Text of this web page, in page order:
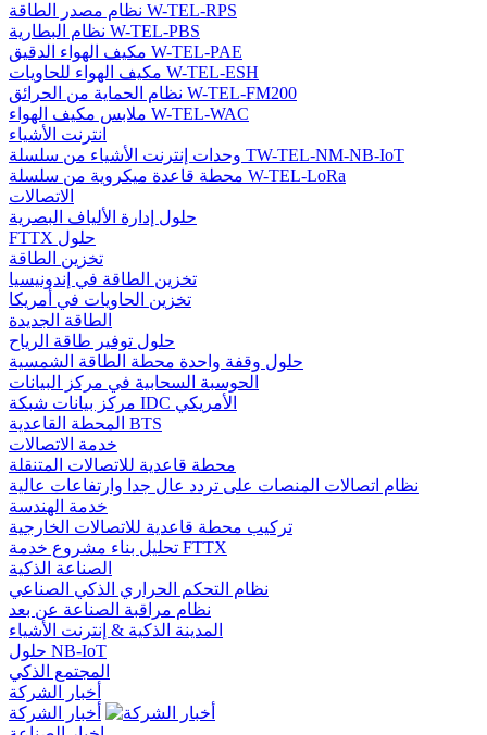
نظام مصدر الطاقة W-TEL-RPS
نظام البطارية W-TEL-PBS
مكيف الهواء الدقيق W-TEL-PAE
مكيف الهواء للحاويات W-TEL-ESH
نظام الحماية من الحرائق W-TEL-FM200
ملابس مكيف الهواء W-TEL-WAC
انترنت الأشياء
وحدات إنترنت الأشياء من سلسلة TW-TEL-NM-NB-IoT
محطة قاعدة ميكروية من سلسلة W-TEL-LoRa
الاتصالات
حلول إدارة الألياف البصرية
FTTX حلول
تخزين الطاقة
تخزين الطاقة في إندونيسيا
تخزين الحاويات في أمريكا
الطاقة الجديدة
حلول توفير طاقة الرياح
حلول وقفة واحدة محطة الطاقة الشمسية
الحوسبة السحابية في مركز البيانات
مركز بيانات شبكة IDC الأمريكي
المحطة القاعدية BTS
خدمة الاتصالات
محطة قاعدية للاتصالات المتنقلة
نظام اتصالات المنصات على تردد عال جدا وارتفاعات عالية
خدمة الهندسة
تركيب محطة قاعدية للاتصالات الخارجية
تحليل بناء مشروع خدمة FTTX
الصناعة الذكية
نظام التحكم الحراري الذكي الصناعي
نظام مراقبة الصناعة عن بعد
المدينة الذكية & إنترنت الأشياء
حلول NB-IoT
المجتمع الذكي
أخبار الشركة
أخبار الشركة